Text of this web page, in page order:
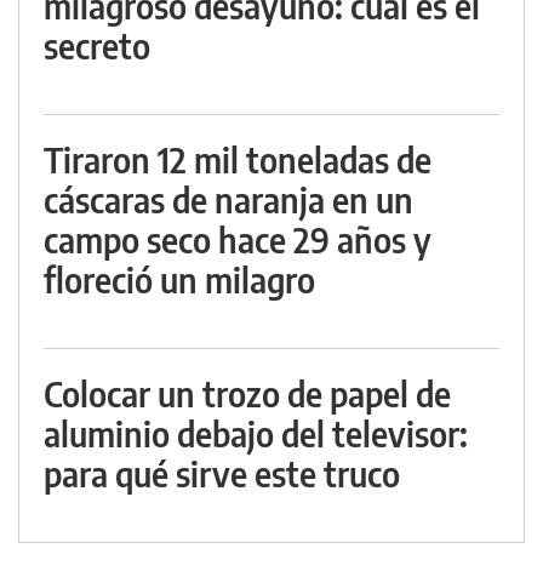
secreto
Tiraron 12 mil toneladas de
cáscaras de naranja en un
campo seco hace 29 años y
floreció un milagro
Colocar un trozo de papel de
aluminio debajo del televisor:
para qué sirve este truco